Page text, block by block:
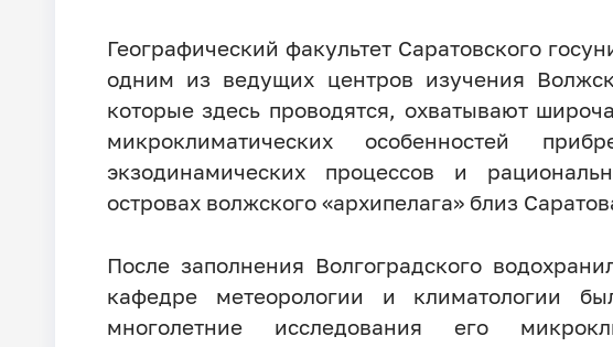
Географический факультет Саратовского
одним из ведущих центров изучения
которые здесь проводятся, охватывают
микроклиматических особенностей
экзодинамических процессов и
островах волжского «архипелага» близ
После заполнения Волгоградского
кафедре метеорологии и климатологии
многолетние исследования его